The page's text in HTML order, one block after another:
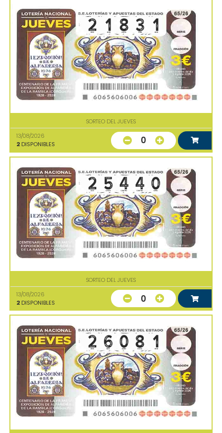
SORTEO DEL JUEVES
13/08/2026
2 DISPONIBLES 0
SORTEO DEL JUEVES
13/08/2026
2 DISPONIBLES 0